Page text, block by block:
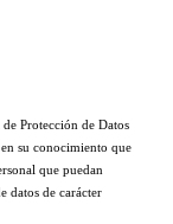
Protección de Datos
su conocimiento que
que puedan
datos de carácter